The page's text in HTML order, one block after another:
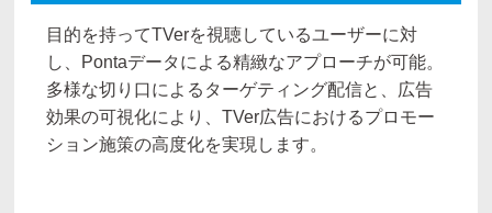
目的を持ってTVerを視聴しているユーザーに対
し、Pontaデータによる精緻なアプローチが可能。
多様な切り口によるターゲティング配信と、広告
効果の可視化により、TVer広告におけるプロモー
ション施策の高度化を実現します。